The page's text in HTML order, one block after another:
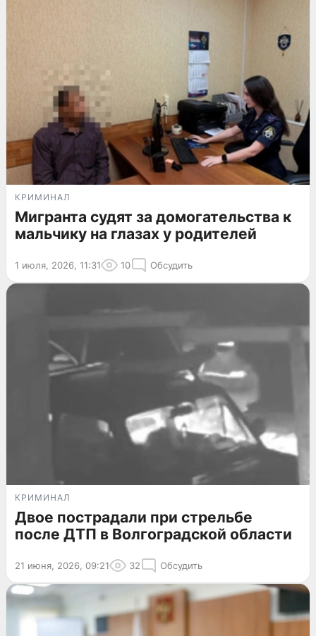
КРИМИНАЛ
Мигранта судят за домогательства к
мальчику на глазах у родителей
1 июля, 2026, 11:31 10 Обсудить
КРИМИНАЛ
Двое пострадали при стрельбе
после ДТП в Волгоградской области
21 июня, 2026, 09:21 32 Обсудить